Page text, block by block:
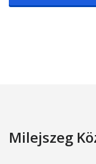
Milejszeg